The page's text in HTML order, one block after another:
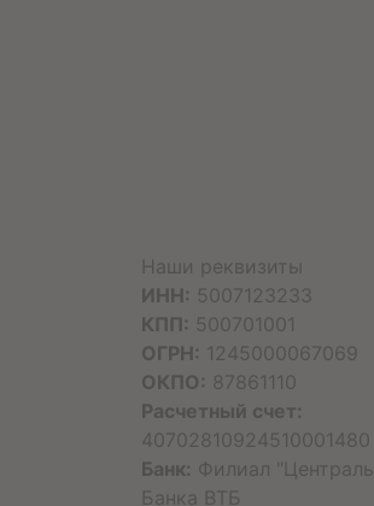
Наши реквизиты
ИНН: 5007123233
КПП: 500701001
ОГРН: 1245000067069
ОКПО: 87861110
Расчетный счет:
40702810924510001480
Банк: Филиал
Банка ВТБ